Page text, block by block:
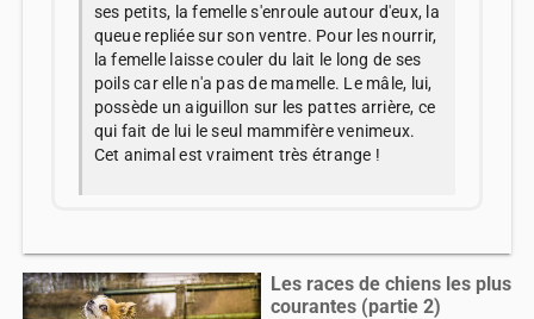
ses petits, la femelle s'enroule autour d'eux, la
queue repliée sur son ventre. Pour les nourrir,
la femelle laisse couler du lait le long de ses
poils car elle n'a pas de mamelle. Le mâle, lui,
possède un aiguillon sur les pattes arrière, ce
qui fait de lui le seul mammifère venimeux.
Cet animal est vraiment très étrange !
Les races de chiens les plus
courantes (partie 2)